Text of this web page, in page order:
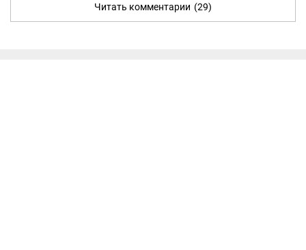
Читать комментарии (29)